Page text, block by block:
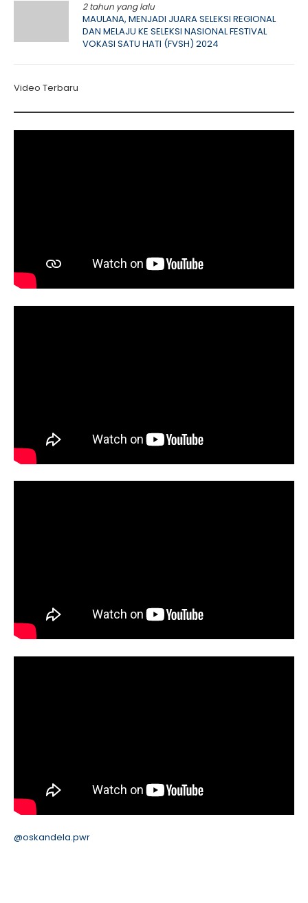
2 tahun yang lalu
MAULANA, MENJADI JUARA SELEKSI REGIONAL
DAN MELAJU KE SELEKSI NASIONAL FESTIVAL
VOKASI SATU HATI (FVSH) 2024
Video Terbaru
@oskandela.pwr